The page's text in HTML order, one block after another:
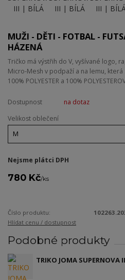
MUŽI - DĚTI - FOTBAL -
HÁZENÁ
Tričko má výstřih do V, vyšívané logo,
Micro-Mesh v podpaží a na lemu,
100% POLYESTER a 100%
Dostupnost
na dotaz
Velikost oblečení
Nejsme plátci DPH
780 Kč/ks
Číslo produktu:
Hlídat cenu / dostupnost
Podobné produkty
TRIKO JOMA